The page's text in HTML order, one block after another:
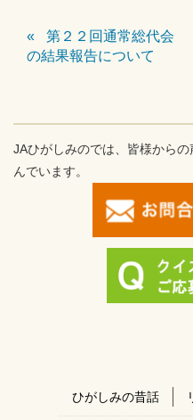
第２２回通常総代会
の結果報告について
JAひがしみのでは、皆様から
んでいます。
ひがしみの昔話